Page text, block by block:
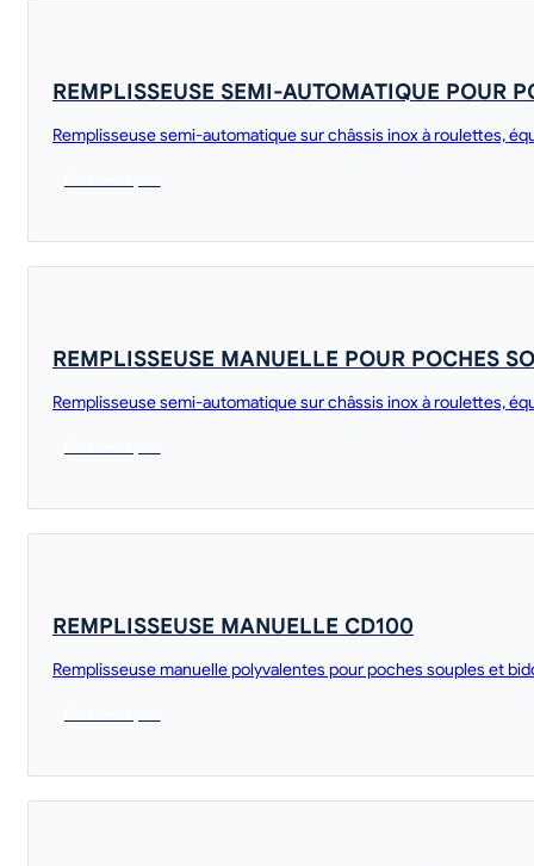
REMPLISSEUSE SEMI-AUTOMATIQUE POUR
Remplisseuse semi-automatique sur châssis inox à roulettes,
REMPLISSEUSE MANUELLE POUR POCHES
Remplisseuse semi-automatique sur châssis inox à roulettes,
REMPLISSEUSE MANUELLE CD100
Remplisseuse manuelle polyvalentes pour poches souples et